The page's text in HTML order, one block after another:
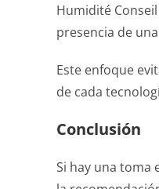
Humidité
presencia de
Este enfoque
de cada
Conclusión
Si hay una toma